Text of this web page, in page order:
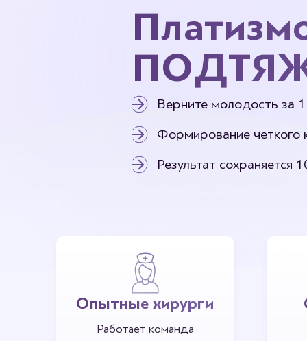
Платизмопластика (подтяжка
Липофилинг лица
Пластика носа
Отопластика
Коррекция лопоухости
Пластика подбородка
Верните молодость за
Формирование четкого
Результат сохраняется
Опытные хирурги
Работает команда